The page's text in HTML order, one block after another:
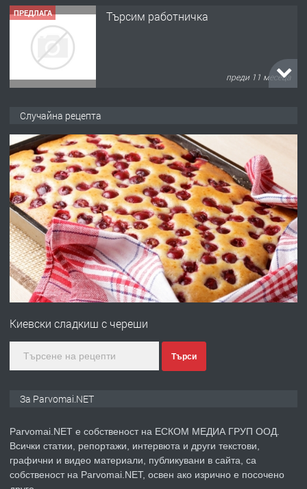
ПРЕДЛАГА Търсим работничка
преди 11 месеца
преди 1 година
ПРЕДЛАГА Работа за общи работници
преди 1 година
ПРЕДЛАГА
Първи поход "По стъпките на Ангел
преди 1 година
ПРЕДЛАГА Уроци по Математика
Случайна рецепта
Киевски сладкиш с череши
Търси
За Parvomai.NET
Parvomai.NET е собственост на ЕСКОМ МЕДИА ГРУП ООД.
Всички статии, репортажи, интервюта и други текстови,
графични и видео материали, публикувани в сайта, са
собственост на Parvomai.NET, освен ако изрично е посочено